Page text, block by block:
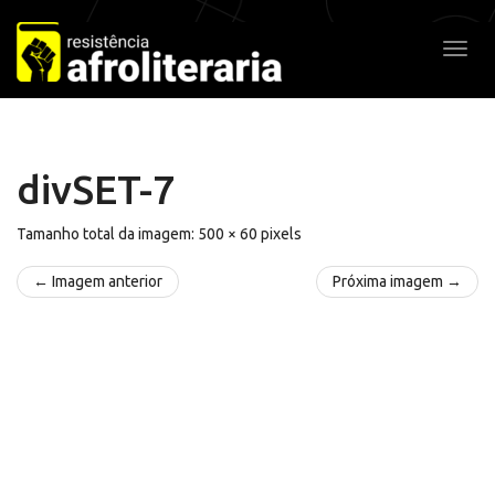
Pular
para
o
conteúdo
divSET-7
Tamanho total da imagem: 500 × 60 pixels
← Imagem anterior Próxima imagem →